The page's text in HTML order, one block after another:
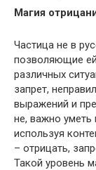
Магия
Частица не в
позволяющие ей
различных
запрет,
выражений и
не, важно уметь
используя
– отрицать,
Такой уровень